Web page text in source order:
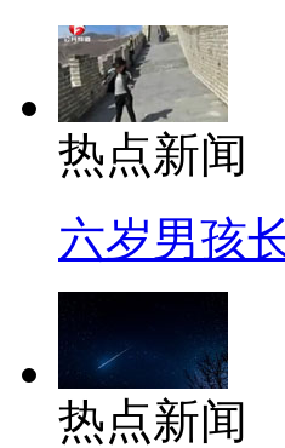
热点新闻
六岁男孩
热点新闻